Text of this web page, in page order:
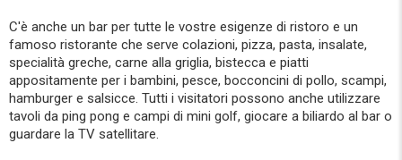
C'è anche un bar per tutte le vostre esigenze di ristoro e un
famoso ristorante che serve colazioni, pizza, pasta, insalate,
specialità greche, carne alla griglia, bistecca e piatti
appositamente per i bambini, pesce, bocconcini di pollo, scampi,
hamburger e salsicce. Tutti i visitatori possono anche utilizzare
tavoli da ping pong e campi di mini golf, giocare a biliardo al bar o
guardare la TV satellitare.